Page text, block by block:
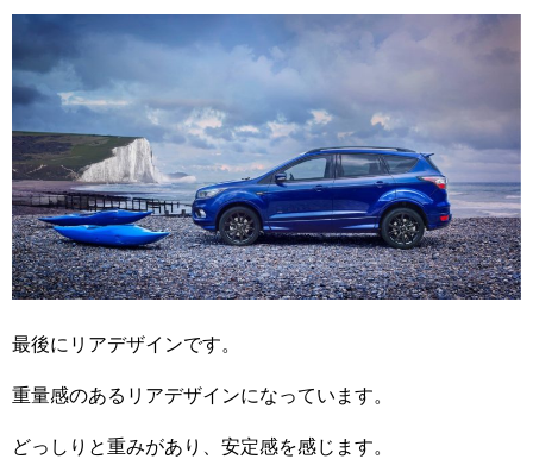
最後にリアデザインです。
重量感のあるリアデザインになっています。
どっしりと重みがあり、安定感を感じます。